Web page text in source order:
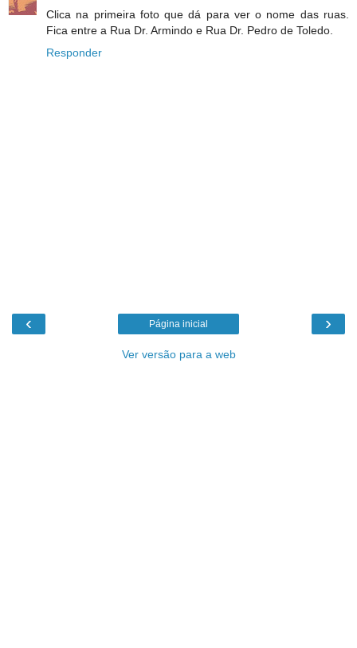
Clica na primeira foto que dá para ver o nome das ruas.
Fica entre a Rua Dr. Armindo e Rua Dr. Pedro de Toledo.
Responder
‹ ›
Página inicial
Ver versão para a web